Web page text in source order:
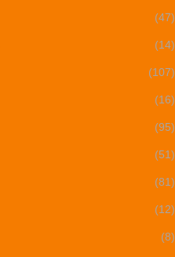
(47)
(14)
(107)
(16)
(95)
(51)
(81)
(12)
(8)